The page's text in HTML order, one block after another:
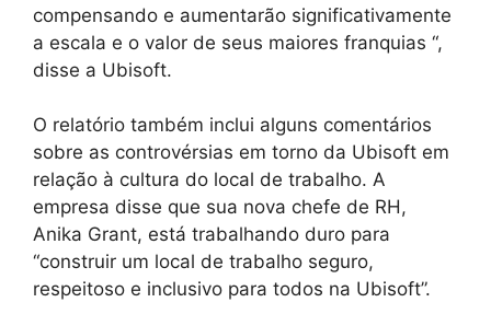
compensando e aumentarão significativamente
a escala e o valor de seus maiores franquias “,
disse a Ubisoft.
O relatório também inclui alguns comentários
sobre as controvérsias em torno da Ubisoft em
relação à cultura do local de trabalho. A
empresa disse que sua nova chefe de RH,
Anika Grant, está trabalhando duro para
“construir um local de trabalho seguro,
respeitoso e inclusivo para todos na Ubisoft”.